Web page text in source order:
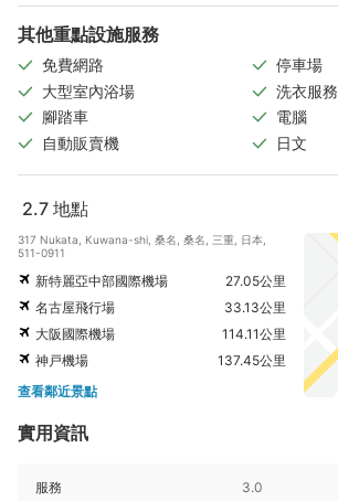
其他重點設施服務
免費網路
停車場
大型室內浴場
洗衣服務
腳踏車
電腦
自動販賣機
日文
2.7 地點
317 Nukata, Kuwana-shi, 桑名, 桑名, 三重, 日本,
511-0911
新特麗亞中部國際機場
27.05公里
名古屋飛行場
33.13公里
大阪國際機場
114.11公里
神戸機場
137.45公里
查看鄰近景點
實用資訊
服務 3.0